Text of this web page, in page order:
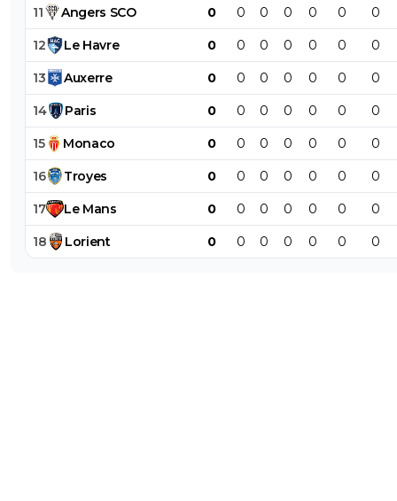
11 Angers SCO 0 0 0 0 0 0 0
12 Le Havre 0 0 0 0 0 0 0
13 Auxerre 0 0 0 0 0 0 0
14 Paris 0 0 0 0 0 0 0
15 Monaco 0 0 0 0 0 0 0
16 Troyes 0 0 0 0 0 0 0
17 Le Mans 0 0 0 0 0 0 0
18 Lorient 0 0 0 0 0 0 0